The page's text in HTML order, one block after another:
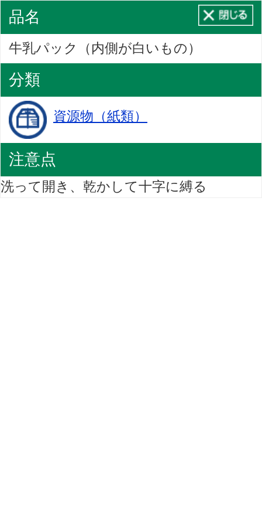
品名
牛乳パック（内側が白いもの）
分類
資源物（紙類）
注意点
洗って開き、乾かして十字に縛る